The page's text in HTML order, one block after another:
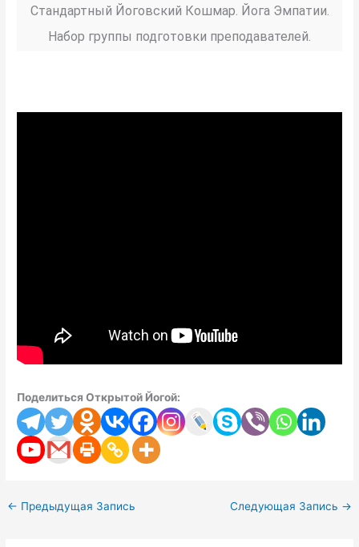
Стандартный Йоговский Кошмар. Йога Эмпатии.
Набор группы подготовки преподавателей.
Поделиться Открытой Йогой:
← Предыдущая Запись Следующая Запись →